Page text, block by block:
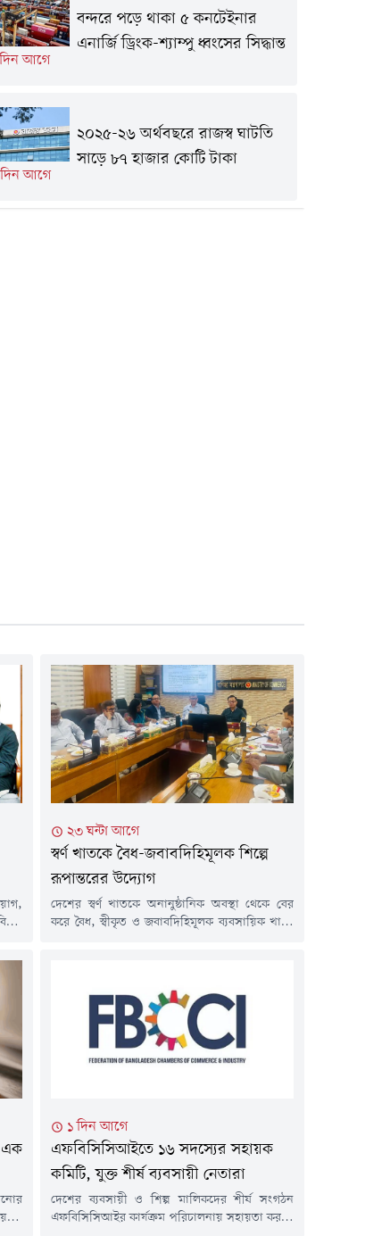
আগে
বন্দরে পড়ে থাকা ৫ কনটেইনার
এনার্জি ড্রিংক-শ্যাম্পু ধ্বংসের সিদ্ধান্ত
আগে
২০২৫-২৬ অর্থবছরে রাজস্ব ঘাটতি
সাড়ে ৮৭ হাজার কোটি টাকা
এবং
২৩ ঘন্টা আগে
স্বর্ণ খাতকে বৈধ-জবাবদিহিমূলক শিল্পে
রূপান্তরের উদ্যোগ
দেশের স্বর্ণ খাতকে অনানুষ্ঠানিক অবস্থা থেকে বের
করে বৈধ, স্বীকৃত ও জবাবদিহিমূলক ব্যবসায়িক খাতে
সংস্থা ও অংশীজনদের আগামী রবিবারের মধ্যে
লিখিত মতামত জমা দিতে বলা হয়েছে।বৃহস্পতিবার
(৬ আগস্ট) সচিবালয়ে বাণিজ্য...
এক
১ দিন আগে
এফবিসিসিআইতে ১৬ সদস্যের সহায়ক
কমিটি, যুক্ত শীর্ষ ব্যবসায়ী নেতারা
দেশের ব্যবসায়ী ও শিল্প মালিকদের শীর্ষ সংগঠন
এফবিসিসিআইর কার্যক্রম পরিচালনায় সহায়তা করতে